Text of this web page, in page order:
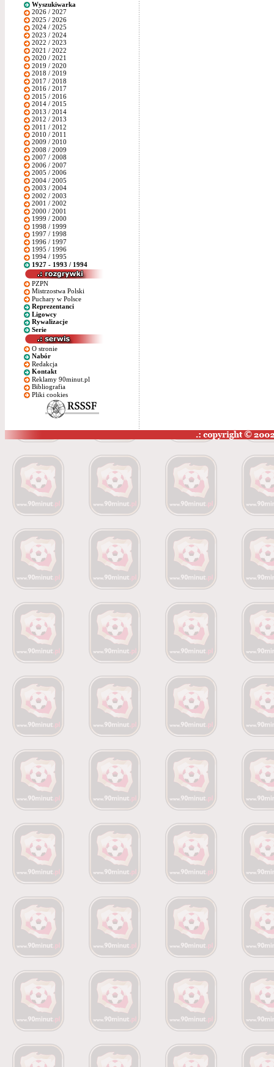
Wyszukiwarka
2026 / 2027
2025 / 2026
2024 / 2025
2023 / 2024
2022 / 2023
2021 / 2022
2020 / 2021
2019 / 2020
2018 / 2019
2017 / 2018
2016 / 2017
2015 / 2016
2014 / 2015
2013 / 2014
2012 / 2013
2011 / 2012
2010 / 2011
2009 / 2010
2008 / 2009
2007 / 2008
2006 / 2007
2005 / 2006
2004 / 2005
2003 / 2004
2002 / 2003
2001 / 2002
2000 / 2001
1999 / 2000
1998 / 1999
1997 / 1998
1996 / 1997
1995 / 1996
1994 / 1995
1927 - 1993 / 1994
PZPN
Mistrzostwa Polski
Puchary w Polsce
Reprezentanci
Ligowcy
Rywalizacje
Serie
O stronie
Nabór
Redakcja
Kontakt
Reklamy 90minut.pl
Bibliografia
Pliki cookies